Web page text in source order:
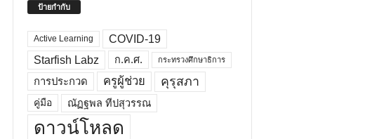
ป้ายกำกับ
Active Learning
COVID-19
Starfish Labz
ก.ค.ศ. กระทรวงศึกษาธิการ
การประกวด ครูผู้ช่วย คุรุสภา
คู่มือ ณัฏฐพล ทีปสุวรรณ
ดาวน์โหลด